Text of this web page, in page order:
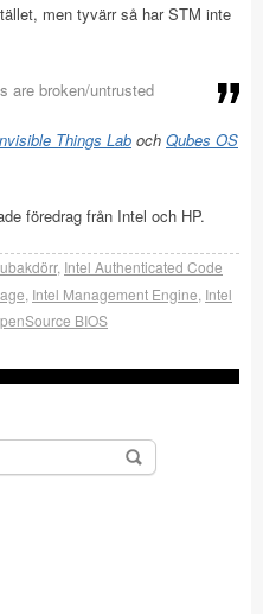
men tyvärr så har STM inte
are broken/untrusted
Things Lab och Qubes OS
föredrag från Intel och HP.
, Intel Authenticated Code
Intel Management Engine Intel
BIOS